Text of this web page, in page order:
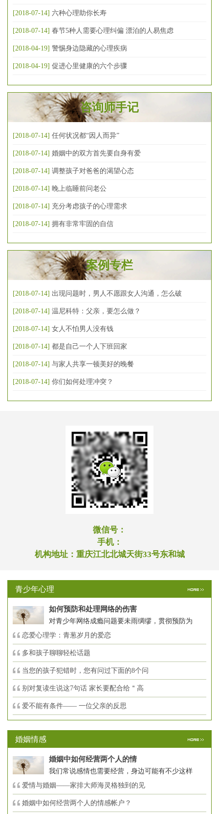
[2018-07-14] 六种心理助你长寿
[2018-07-14] 春节5种人需要心理纠偏 漂泊的人易焦虑
[2018-04-19] 警惕身边隐藏的心理疾病
[2018-04-19] 促进心里健康的六个步骤
咨询师手记
[2018-07-14] 任何状况都“因人而异”
[2018-07-14] 婚姻中的双方首先要自身有爱
[2018-07-14] 调整孩子对爸爸的渴望心态
[2018-07-14] 晚上临睡前问老公
[2018-07-14] 充分考虑孩子的心理需求
[2018-07-14] 拥有非常牢固的自信
案例专栏
[2018-07-14] 出现问题时，男人不愿跟女人沟通，怎么破
[2018-07-14] 温尼科特：父亲，要怎么做？
[2018-07-14] 女人不怕男人没有钱
[2018-07-14] 都是自己一个人下班回家
[2018-07-14] 与家人共享一顿美好的晚餐
[2018-07-14] 你们如何处理冲突？
微信号：
手机：
机构地址： 重庆江北北城天街33号东和城
青少年心理
如何预防和处理网络的伤害
对青少年网络成瘾问题要未雨绸缪，贯彻预防为
恋爱心理学：青葱岁月的爱恋
多和孩子聊聊轻松话题
当您的孩子犯错时，您有问过下面的8个问
别对复读生说这7句话 家长要配合给＂高
爱不能有条件—— 一位父亲的反思
婚姻情感
婚姻中如何经营两个人的情
我们常说感情也需要经营，身边可能有不少这样
爱情与婚姻——家排大师海灵格独到的见
婚姻中如何经营两个人的情感帐户？